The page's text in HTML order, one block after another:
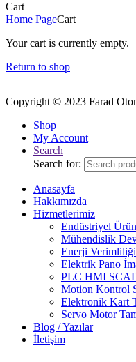
Cart
Home PageCart
Your cart is currently empty.
Return to shop
Copyright © 2023 Farad
Shop
My Account
Search
Search for:
Anasayfa
Hakkımızda
Hizmetlerimiz
Endüstriyel Ürün
Mühendislik
Enerji
Elektrik Pano
PLC HMI
Motion Kontrol
Elektronik Kart
Servo Motor
Blog / Yazılar
İletişim